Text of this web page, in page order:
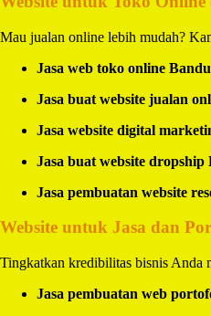
Mau jualan online lebih mudah?
Jasa web toko online
Jasa buat website jualan
Jasa website digital
Jasa buat website dropship
Jasa pembuatan website
Website untuk Jasa dan
Tingkatkan kredibilitas bisnis Anda
Jasa pembuatan web